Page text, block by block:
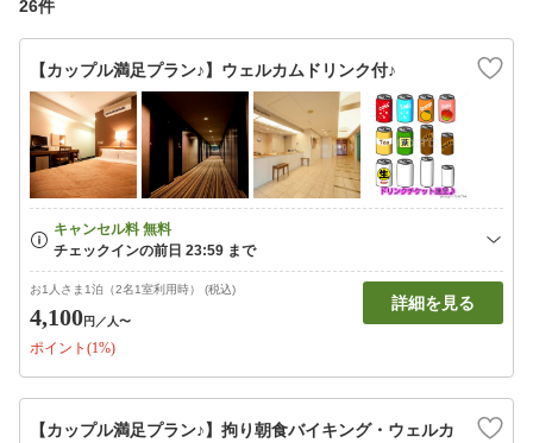
26件
【カップル満足プラン♪】ウェルカムドリンク付♪
お1人さま1泊（2名1室利用時） (税込)
4,100円 ／人〜
ポイント(1%)
詳細を見る
【カップル満足プラン♪】拘り朝食バイキング・ウェルカ